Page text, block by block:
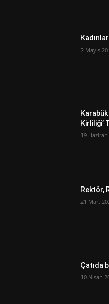
2 Mayıs
Karabük
Kirliliği’
19 Haziran
Rektör,
21 Mart
Çatıda
10 Nisan